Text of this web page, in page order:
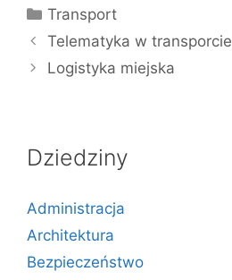
Kategorie
Transport
Telematyka w transporcie
Logistyka miejska
Dziedziny
Administracja
Architektura
Bezpieczeństwo